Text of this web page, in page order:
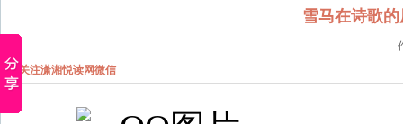
雪马在诗歌
关注潇湘悦读网微信